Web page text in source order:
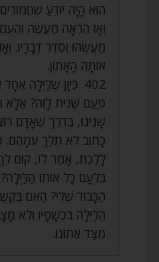
הוּא הָיָה יוֹדֵעַ
וְאָז הֶרְאָה מַעֲשֶׂה
מַעֲשֵׂהוּ וְסִדֵּר דְּבָרָיו.
אוֹתָהּ הָאָתוֹן.
402. כֵּיוָן שֶׁלַּיְלָה
פַּעַם שֵׁנִית לָזֶה? אֶלָּא
שָׁנִינוּ, בְּדֶרֶךְ שֶׁאָדָם
כָּתוּב לֹא תֵלֵךְ עִמָּהֶם.
לָלֶכֶת, אָמַר לוֹ, קוּם
בִּלְעָם כָּל אוֹתוֹ
הַכָּבוֹד שֶׁלִּי? הַאִם
הַלַּיְלָה בִּכְשָׁפָיו וְלֹא
מִצַּד אֲתוֹנוֹ.